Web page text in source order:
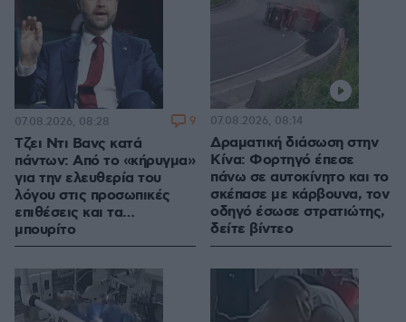
Τζει Ντι Βανς κατά
πάντων: Από το «κήρυγμα»
για την ελευθερία του
λόγου στις προσωπικές
επιθέσεις και τα…
μπουρίτο
07.08.2026, 08:28 9
Δραματική διάσωση στην
Κίνα: Φορτηγό έπεσε
πάνω σε αυτοκίνητο και το
σκέπασε με κάρβουνα, τον
οδηγό έσωσε στρατιώτης,
δείτε βίντεο
07.08.2026, 08:14